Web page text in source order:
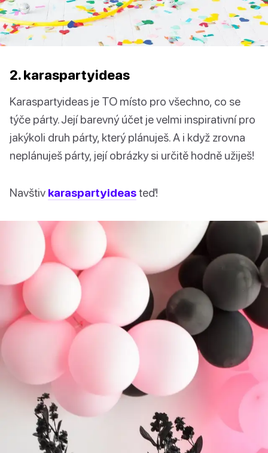
2. karaspartyideas
Karaspartyideas je TO místo pro všechno, co se
týče párty. Její barevný účet je velmi inspirativní pro
jakýkoli druh párty, který plánuješ. A i když zrovna
neplánuješ párty, její obrázky si určitě hodně užiješ!
Navštiv karaspartyideasteď!